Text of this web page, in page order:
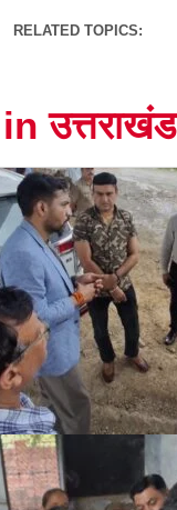
RELATED TOPICS:
उत्तराखंड